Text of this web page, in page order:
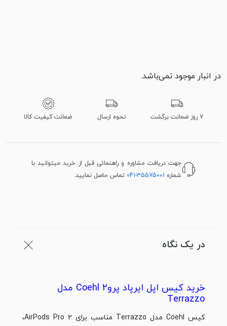
در انبار موجود نمی‌باشد.
۷ روز ضمانت برگشت نحوه ارسال ضمانت کیفیت کالا
جهت دریافت مشاوره و راهنمائی قبل از خرید میتوانید با
شماره 041-35575001 تماس حاصل نمایید.
در یک نگاه
خرید کیس اپل ایرپاد پرو2 Coehl مدل
Terrazzo
کیس Coehl مدل Terrazzo مناسب برای 2 AirPods Pro،